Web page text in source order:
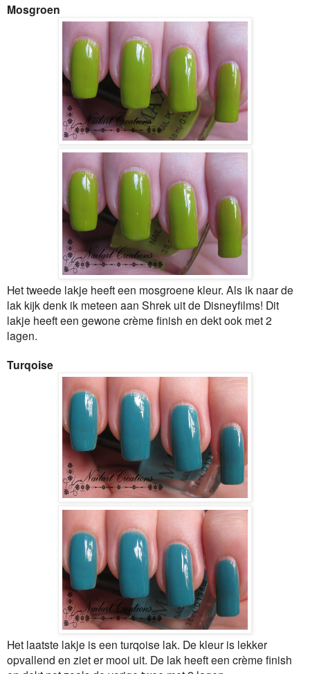
Mosgroen
Het tweede lakje heeft een mosgroene kleur. Als ik naar de
lak kijk denk ik meteen aan Shrek uit de Disneyfilms! Dit
lakje heeft een gewone crème finish en dekt ook met 2
lagen.
Turqoise
Het laatste lakje is een turqoise lak. De kleur is lekker
opvallend en ziet er mooi uit. De lak heeft een crème finish